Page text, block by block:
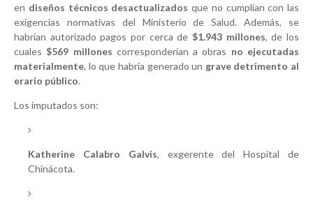
en diseños técnicos desactualizados que no cumplían con las
exigencias normativas del Ministerio de Salud. Además, se
habrían autorizado pagos por cerca de $1.943 millones, de los
cuales$569 millones corresponderían a obras no ejecutadas
materialmente, lo que habría generado un grave detrimento al
erario público.
Los imputados son:
Katherine Calabro Galvis, exgerente del Hospital de
Chinácota.